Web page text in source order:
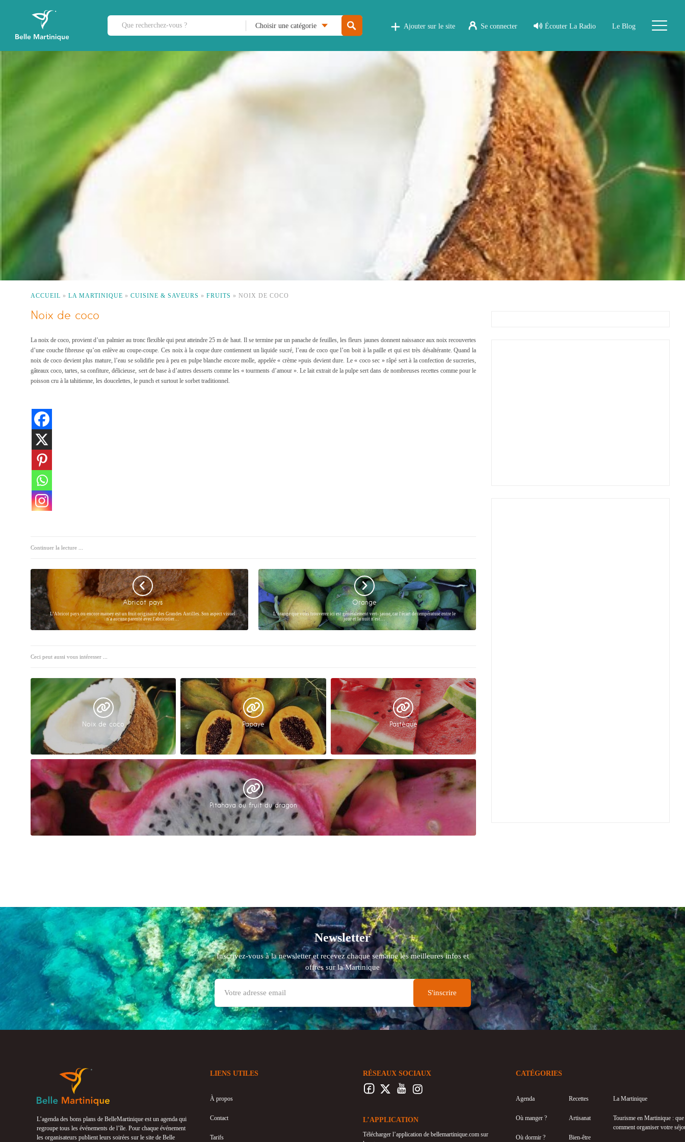
Choisir une catégorie Ajouter sur le site Se connecter Écouter La Radio Le Blog
ACCUEIL » LA MARTINIQUE » CUISINE & SAVEURS » FRUITS » NOIX DE COCO
Noix de coco
La noix de coco, provient d’un palmier au tronc flexible qui peut atteindre 25 m de haut. Il se termine par un panache de feuilles, les fleurs jaunes donnent naissance aux noix recouvertes
d’une couche fibreuse qu’on enlève au coupe-coupe. Ces noix à la coque dure contiennent un liquide sucré, l’eau de coco que l’on boit à la paille et qui est très désaltérante. Quand la
noix de coco devient plus mature, l’eau se solidifie peu à peu en pulpe blanche encore molle, appelée « crème »puis devient dure. Le « coco sec » râpé sert à la confection de sucreries,
gâteaux coco, tartes, sa confiture, délicieuse, sert de base à d’autres desserts comme les « tourments d’amour ». Le lait extrait de la pulpe sert dans de nombreuses recettes comme pour le
poisson cru à la tahitienne, les doucelettes, le punch et surtout le sorbet traditionnel.
Continuer la lecture ...
Abricot pays
L’Abricot pays ou encore mamey est un fruit originaire des Grandes Antilles. Son aspect visuel
n'a aucune parenté avec l'abricotier…
Orange
L’orange que vous trouverez ici est généralement vert- jaune, car l'écart de température entre le
jour et la nuit n'est…
Ceci peut aussi vous intéresser ...
Noix de coco Papaye Pastèque
Pitahaya ou fruit du dragon
Newsletter
Inscrivez-vous à la newsletter et recevez chaque semaine les meilleures infos et
offres sur la Martinique
L’agenda des bons plans de BelleMartinique est un agenda qui
regroupe tous les événements de l’île. Pour chaque événement
les organisateurs publient leurs soirées sur le site de Belle
LIENS UTILES
À propos
Contact
Tarifs
RÉSEAUX SOCIAUX
L’APPLICATION
Télécharger l’application de bellemartinique.com sur
CATÉGORIES
Agenda
Où manger ?
Où dormir ?
Recettes
Artisanat
Bien-être
La Martinique
Tourisme en Martinique :
comment organiser votre